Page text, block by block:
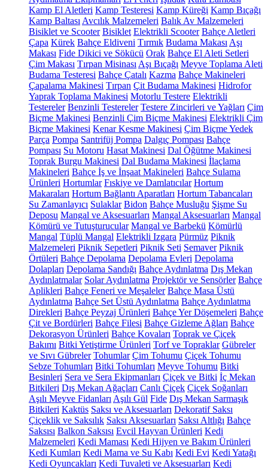
Kamp El Aletleri Kamp Testeresi Kamp Küreği Kamp Bıçağı
Kamp Baltası Avcılık Malzemeleri Balık Av Malzemeleri
Bisiklet ve Scooter Bisiklet Elektrikli Scooter Bahçe Aletleri
Çapa Kürek Bahçe Eldiveni Tırmık Budama Makası Aşı
Makası Fide Dikici ve Sökücü Orak Bahçe El Aleti Setleri
Çim Makası Tırpan Misinası Aşı Bıçağı Meyve Toplama Aleti
Budama Testeresi Bahçe Çatalı Kazma Bahçe Makineleri
Çapalama Makinesi Tırpan Çit Budama Makinesi Hidrofor
Yaprak Toplama Makinesi Motorlu Testere Elektrikli
Testereler Benzinli Testereler Testere Zincirleri ve Yağları Çim
Biçme Makinesi Benzinli Çim Biçme Makinesi Elektrikli Çim
Biçme Makinesi Kenar Kesme Makinesi Çim Biçme Yedek
Parça Pompa Santrifüj Pompa Dalgıç Pompası Bahçe
Pompası Su Motoru Hasat Makinesi Dal Öğütme Makinesi
Toprak Burgu Makinesi Dal Budama Makinesi İlaçlama
Makineleri Bahçe İş ve İnşaat Makineleri Bahçe Sulama
Ürünleri Hortumlar Fıskiye ve Damlatıcılar Hortum
Makaraları Hortum Bağlantı Aparatları Hortum Tabancaları
Su Zamanlayıcı Sulaklar Bidon Bahçe Musluğu Şişme Su
Deposu Mangal ve Aksesuarları Mangal Aksesuarları Mangal
Kömürü ve Tutuşturucular Mangal ve Barbekü Kömürlü
Mangal Tüplü Mangal Elektrikli Izgara Pürmüz Piknik
Malzemeleri Piknik Sepetleri Piknik Seti Semaver Piknik
Örtüleri Bahçe Depolama Depolama Evleri Depolama
Dolapları Depolama Sandığı Bahçe Aydınlatma Dış Mekan
Aydınlatmalar Solar Aydınlatma Projektör ve Sensörler Bahçe
Aplikleri Bahçe Feneri ve Meşaleler Bahçe Masa Üstü
Aydınlatma Bahçe Set Üstü Aydınlatma Bahçe Aydınlatma
Direkleri Bahçe Peyzaj Ürünleri Bahçe Yer Döşemeleri Bahçe
Çit ve Bordürleri Bahçe Filesi Bahçe Gizleme Ağları Bahçe
Dekorasyon Ürünleri Bahçe Kovaları Toprak ve Çiçek
Bakımı Bitki Yetiştirme Ürünleri Torf ve Topraklar Gübreler
ve Sıvı Gübreler Tohumlar Çim Tohumu Çiçek Tohumu
Sebze Tohumları Bitki Tohumları Meyve Tohumu Bitki
Besinleri Sera ve Sera Ekipmanları Çiçek ve Bitki İç Mekan
Bitkileri Dış Mekan Ağaçları Canlı Çiçek Çiçek Soğanları
Aşılı Meyve Fidanları Aşılı Gül Fide Dış Mekan Sarmaşık
Bitkileri Kaktüs Saksı ve Aksesuarları Dekoratif Saksı
Çiçeklik ve Saksılık Saksı Aksesuarları Saksı Altlığı Bahçe
Saksısı Balkon Saksısı Evcil Hayvan Ürünleri Kedi
Malzemeleri Kedi Maması Kedi Hijyen ve Bakım Ürünleri
Kedi Kumları Kedi Mama ve Su Kabı Kedi Evi Kedi Yatağı
Kedi Oyuncakları Kedi Tuvaleti ve Aksesuarları Kedi